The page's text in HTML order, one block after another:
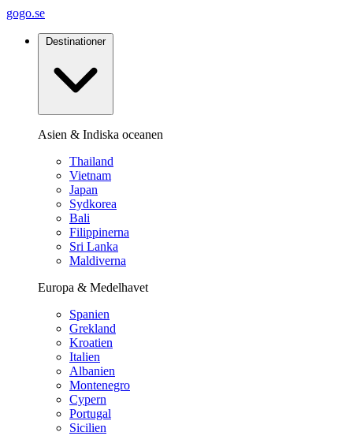
gogo.se
Destinationer
Asien & Indiska oceanen
Thailand
Vietnam
Japan
Sydkorea
Bali
Filippinerna
Sri Lanka
Maldiverna
Europa & Medelhavet
Spanien
Grekland
Kroatien
Italien
Albanien
Montenegro
Cypern
Portugal
Sicilien